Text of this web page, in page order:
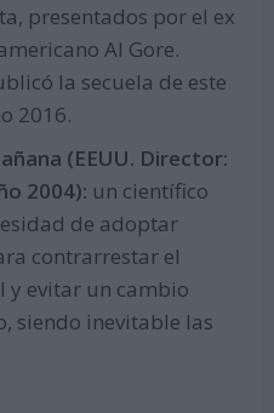
presentados por el ex
Al Gore.
la secuela de este
2016.
(EEUU. Director:
2004): un científico
de adoptar
contrarrestar el
y evitar un cambio
siendo inevitable las